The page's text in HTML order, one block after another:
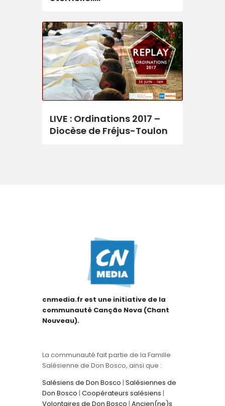
LIVE : Ordinations 2017 –
Diocèse de Fréjus-Toulon
cnmedia.fr est une initiative de la
communauté Canção Nova (Chant
Nouveau).
La communauté fait partie de la Famille
Salésienne de Don Bosco, ainsi que :
Salésiens de Don Bosco | Salésiennes de
Don Bosco | Coopérateurs salésiens |
Volontaires de Don Bosco | Ancien(ne)s